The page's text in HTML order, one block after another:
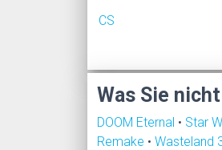
CS
Was Sie
DOOM Eternal • Star
Remake • Wasteland